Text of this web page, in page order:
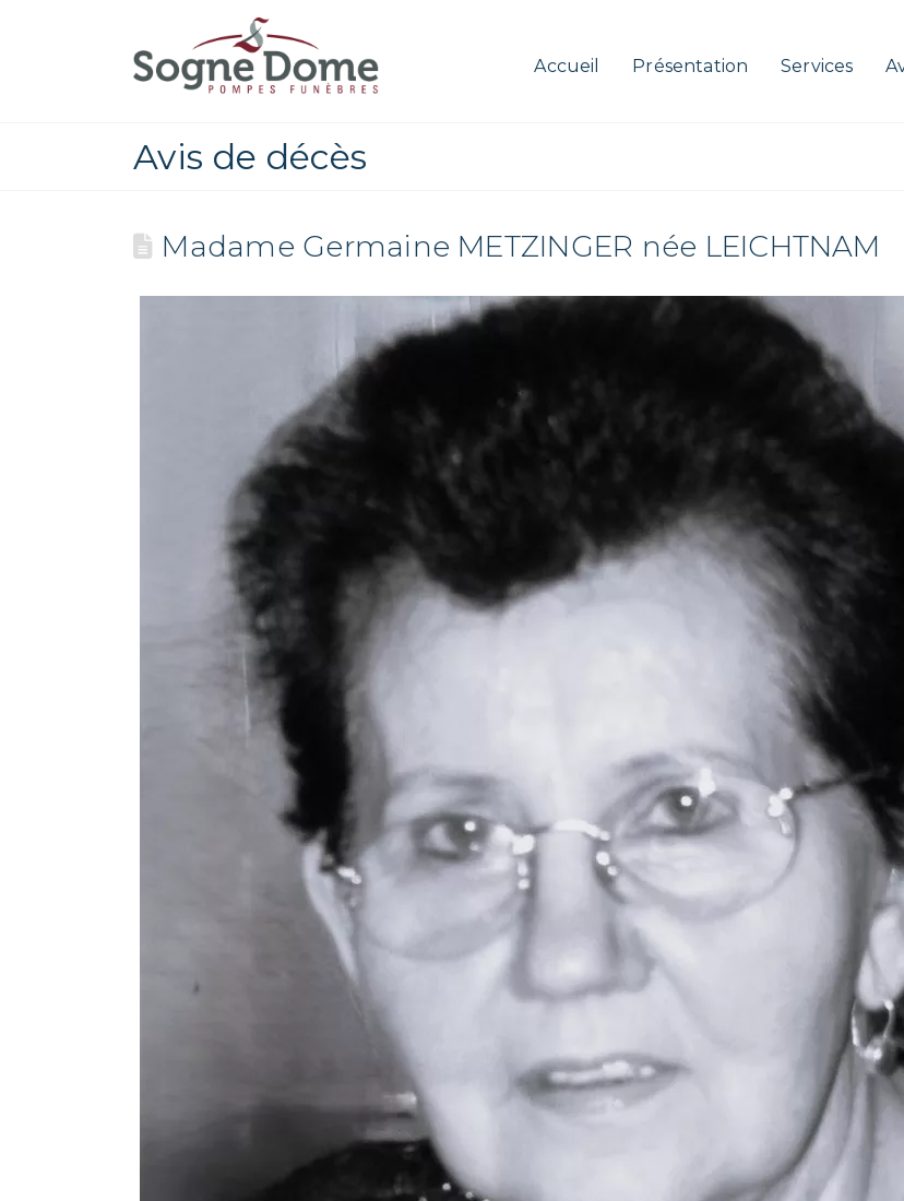
Accueil Présentation Services
Avis de décès
Madame Germaine METZINGER née LEICHTNAM